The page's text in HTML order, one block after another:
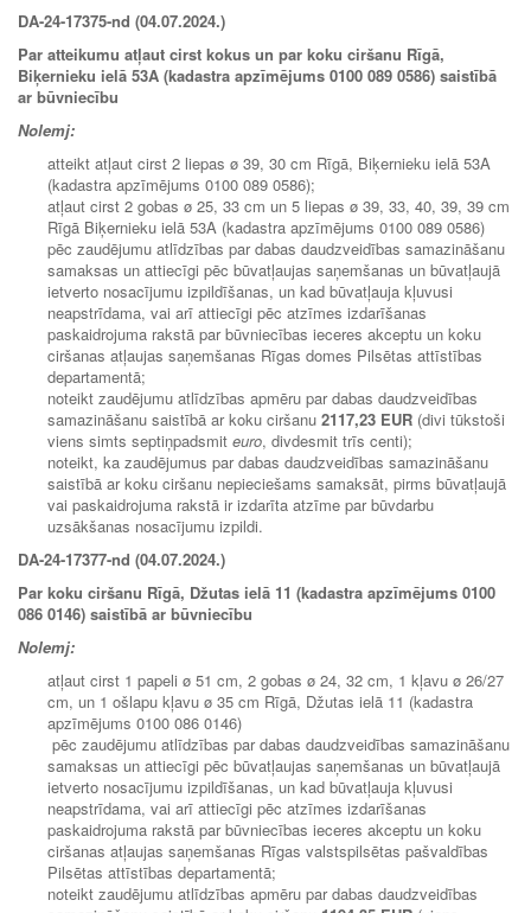
DA-24-17375-nd (04.07.2024.)
Par atteikumu atļaut cirst kokus un par koku ciršanu Rīgā,
Biķernieku ielā 53A (kadastra apzīmējums 0100 089 0586) saistībā
ar būvniecību
Nolemj:
atteikt atļaut cirst 2 liepas ø 39, 30 cm Rīgā, Biķernieku ielā 53A
(kadastra apzīmējums 0100 089 0586);
atļaut cirst 2 gobas ø 25, 33 cm un 5 liepas ø 39, 33, 40, 39, 39 cm
Rīgā Biķernieku ielā 53A (kadastra apzīmējums 0100 089 0586)
pēc zaudējumu atlīdzības par dabas daudzveidības samazināšanu
samaksas un attiecīgi pēc būvatļaujas saņemšanas un būvatļaujā
ietverto nosacījumu izpildīšanas, un kad būvatļauja kļuvusi
neapstrīdama, vai arī attiecīgi pēc atzīmes izdarīšanas
paskaidrojuma rakstā par būvniecības ieceres akceptu un koku
ciršanas atļaujas saņemšanas Rīgas domes Pilsētas attīstības
departamentā;
noteikt zaudējumu atlīdzības apmēru par dabas daudzveidības
samazināšanu saistībā ar koku ciršanu 2117,23 EUR (divi tūkstoši
viens simts septiņpadsmit euro, divdesmit trīs centi);
noteikt, ka zaudējumus par dabas daudzveidības samazināšanu
saistībā ar koku ciršanu nepieciešams samaksāt, pirms būvatļaujā
vai paskaidrojuma rakstā ir izdarīta atzīme par būvdarbu
uzsākšanas nosacījumu izpildi.
DA-24-17377-nd (04.07.2024.)
Par koku ciršanu Rīgā, Džutas ielā 11 (kadastra apzīmējums 0100
086 0146) saistībā ar būvniecību
Nolemj:
atļaut cirst 1 papeli ø 51 cm, 2 gobas ø 24, 32 cm, 1 kļavu ø 26/27
cm, un 1 ošlapu kļavu ø 35 cm Rīgā, Džutas ielā 11 (kadastra
apzīmējums 0100 086 0146)
pēc zaudējumu atlīdzības par dabas daudzveidības samazināšanu
samaksas un attiecīgi pēc būvatļaujas saņemšanas un būvatļaujā
ietverto nosacījumu izpildīšanas, un kad būvatļauja kļuvusi
neapstrīdama, vai arī attiecīgi pēc atzīmes izdarīšanas
paskaidrojuma rakstā par būvniecības ieceres akceptu un koku
ciršanas atļaujas saņemšanas Rīgas valstspilsētas pašvaldības
Pilsētas attīstības departamentā;
noteikt zaudējumu atlīdzības apmēru par dabas daudzveidības